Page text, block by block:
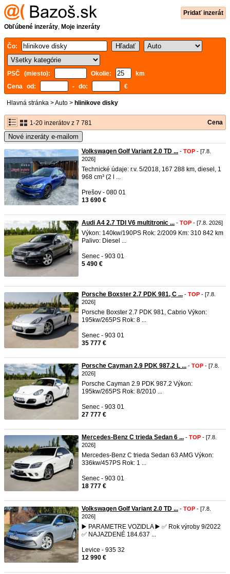
Pridať inzerát
Obľúbené inzeráty, Moje inzeráty
Čo:
PSČ (miesto): Okolie:
km
Cena od:
- do: €
Hlavná stránka >Auto > hlinikove disky
1-20 inzerátov z 7 781 Cena
Nové inzeráty e-mailom
Volkswagen Golf Variant 2.0 TD ... - TOP - [7.8.
2026]
Technické údaje: r.v. 5/2018, 167 288 km, diesel, 1
968 cm³ (2 l ...
Prešov - 080 01
13 690 €
Audi A4 2.7 TDI V6 multitronic ... - TOP - [7.8. 2026]
Výkon: 140kw/190PS Rok: 2/2009 Km: 310 842 km
Palivo: Diesel ...
Senec - 903 01
5 490 €
Porsche Boxster 2.7 PDK 981, C ... - TOP - [7.8.
2026]
Porsche Boxster 2.7 PDK 981, Cabrio Výkon:
195kw/265PS Rok: 8 ...
Senec - 903 01
35 777 €
Porsche Cayman 2.9 PDK 987.2 L ... - TOP - [7.8.
2026]
Porsche Cayman 2.9 PDK 987.2 Výkon:
195kw/265PS Rok: 8/2010 ...
Senec - 903 01
27 777 €
Mercedes-Benz C trieda Sedan 6 ... - TOP - [7.8.
2026]
Mercedes-Benz C trieda Sedan 63 AMG Výkon:
336kw/457PS Rok: 1 ...
Senec - 903 01
18 777 €
Volkswagen Golf Variant 2.0 TD ... - TOP - [7.8.
2026]
▶️ PARAMETRE VOZIDLA ▶️ ✅ Rok výroby 9/2022
✅ NAJAZDENÉ 184.637 ...
Levice - 935 32
12 990 €